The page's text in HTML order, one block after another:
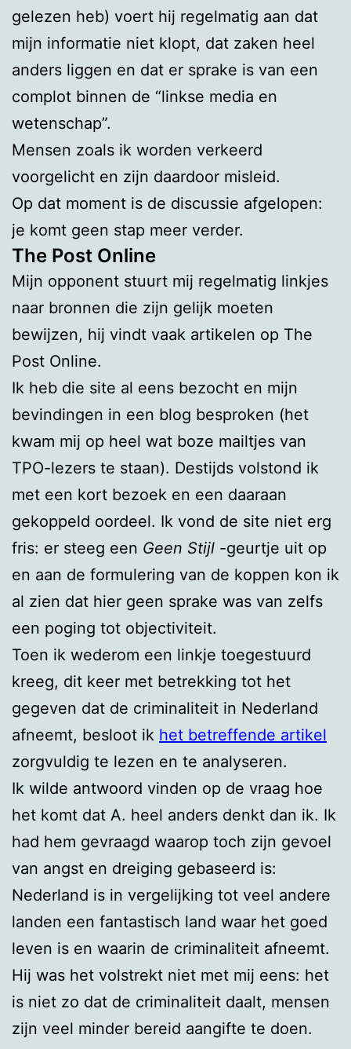
gelezen heb) voert hij regelmatig aan dat
mijn informatie niet klopt, dat zaken heel
anders liggen en dat er sprake is van een
complot binnen de “linkse media en
wetenschap”.
Mensen zoals ik worden verkeerd
voorgelicht en zijn daardoor misleid.
Op dat moment is de discussie afgelopen:
je komt geen stap meer verder.
The Post Online
Mijn opponent stuurt mij regelmatig linkjes
naar bronnen die zijn gelijk moeten
bewijzen, hij vindt vaak artikelen op The
Post Online.
Ik heb die site al eens bezocht en mijn
bevindingen in een blog besproken (het
kwam mij op heel wat boze mailtjes van
TPO-lezers te staan). Destijds volstond ik
met een kort bezoek en een daaraan
gekoppeld oordeel. Ik vond de site niet erg
fris: er steeg een Geen Stijl -geurtje uit op
en aan de formulering van de koppen kon ik
al zien dat hier geen sprake was van zelfs
een poging tot objectiviteit.
Toen ik wederom een linkje toegestuurd
kreeg, dit keer met betrekking tot het
gegeven dat de criminaliteit in Nederland
afneemt, besloot ik het betreffende artikel
zorgvuldig te lezen en te analyseren.
Ik wilde antwoord vinden op de vraag hoe
het komt dat A. heel anders denkt dan ik. Ik
had hem gevraagd waarop toch zijn gevoel
van angst en dreiging gebaseerd is:
Nederland is in vergelijking tot veel andere
landen een fantastisch land waar het goed
leven is en waarin de criminaliteit afneemt.
Hij was het volstrekt niet met mij eens: het
is niet zo dat de criminaliteit daalt, mensen
zijn veel minder bereid aangifte te doen.